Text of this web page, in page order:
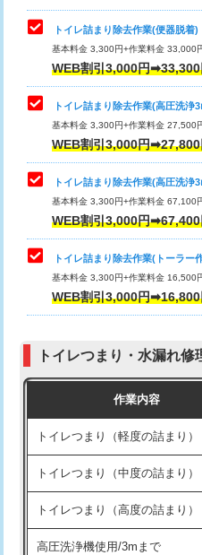
トイレ詰まり除去作業(便器脱着)
基本料金 3,300円+作業料金 33,000
WEB割引3,000円
トイレ詰まり除去作業(高圧洗浄
基本料金 3,300円+作業料金 27,500
WEB割引3,000円
トイレ詰まり除去作業(高圧洗
基本料金 3,300円+作業料金 67,100
WEB割引3,000円
トイレ詰まり除去作業(トーラー
基本料金 3,300円+作業料金 16,500
WEB割引3,000円
トイレつまり・水漏れ修
作業内容
トイレつまり（軽度の詰まり）
トイレつまり（中度の詰まり）
トイレつまり（高度の詰まり）
高圧洗浄機使用/3mまで